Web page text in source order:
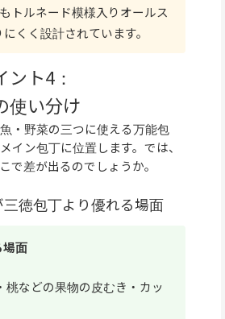
トルネード模様入りオールス
くく設計されています。
ト4：
使い分け
・野菜の三つに使える万能包
イン包丁に位置します。では、
で差が出るのでしょうか。
徳包丁より優れる場面
場面
桃などの果物の皮むき・カッ